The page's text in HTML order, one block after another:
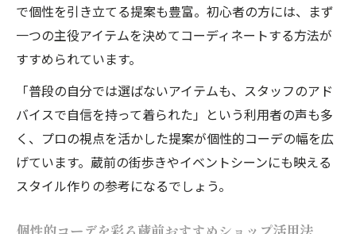
で個性を引き立てる提案も豊富。初心者の方には、まず
一つの主役アイテムを決めてコーディネートする方法が
すすめられています。
「普段の自分では選ばないアイテムも、スタッフのアド
バイスで自信を持って着られた」という利用者の声も多
く、プロの視点を活かした提案が個性的コーデの幅を広
げています。蔵前の街歩きやイベントシーンにも映える
スタイル作りの参考になるでしょう。